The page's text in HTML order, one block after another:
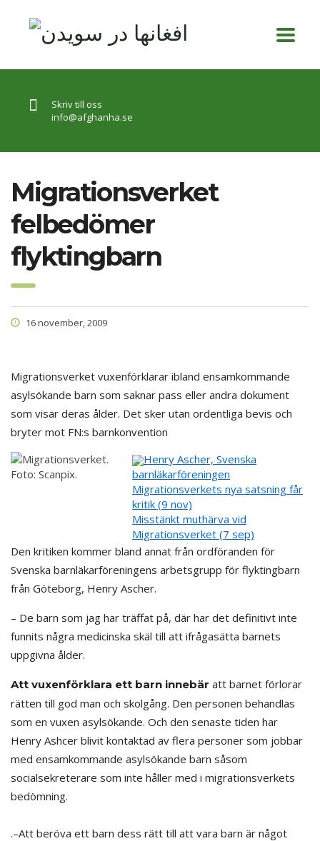
Skriv till oss
info@afghanha.se
Migrationsverket
felbedömer
flyktingbarn
16 november, 2009
Migrationsverket vuxenförklarar ibland ensamkommande
asylsökande barn som saknar pass eller andra dokument
som visar deras ålder. Det sker utan ordentliga bevis och
bryter mot FN:s barnkonvention
Henry Ascher, Svenska
barnläkarföreningen
Migrationsverkets nya satsning får
kritik (9 nov)
Misstänkt muthärva vid
Migrationsverket (7 sep)
Den kritiken kommer bland annat från ordföranden för
Svenska barnläkarföreningens arbetsgrupp för flyktingbarn
från Göteborg, Henry Ascher.
– De barn som jag har träffat på, där har det definitivt inte
funnits några medicinska skäl till att ifrågasätta barnets
uppgivna ålder.
Att vuxenförklara ett barn innebär att barnet förlorar
rätten till god man och skolgång. Den personen behandlas
som en vuxen asylsökande. Och den senaste tiden har
Henry Ashcer blivit kontaktad av flera personer som jobbar
med ensamkommande asylsökande barn såsom
socialsekreterare som inte håller med i migrationsverkets
bedömning.
.–Att beröva ett barn dess rätt till att vara barn är något